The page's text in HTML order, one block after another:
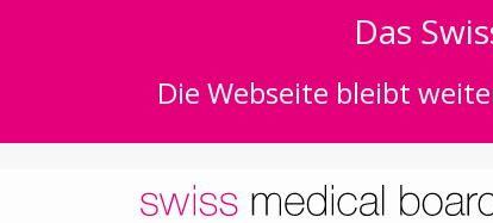
Das
Die Webseite bleibt